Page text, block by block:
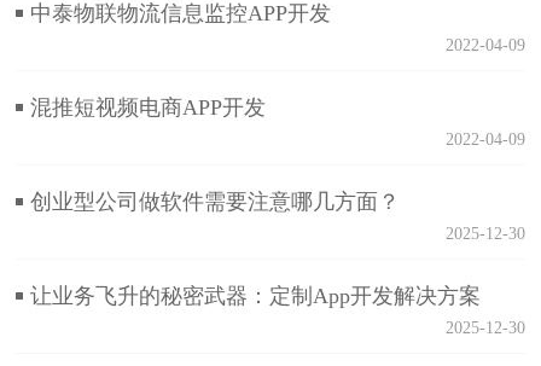
中泰物联物流信息监控APP开发
2022-04-09
混推短视频电商APP开发
2022-04-09
创业型公司做软件需要注意哪几方面？
2025-12-30
让业务飞升的秘密武器：定制App开发解决方案
2025-12-30